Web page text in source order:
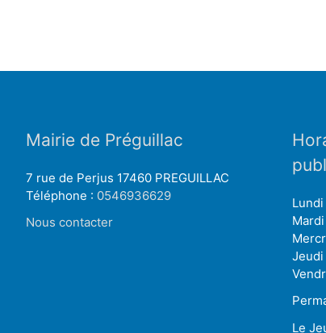
Mairie de Préguillac
7 rue de Perjus 17460 PREGUILLAC
Téléphone : 0546936629
Nous contacter
Jeudi
Le